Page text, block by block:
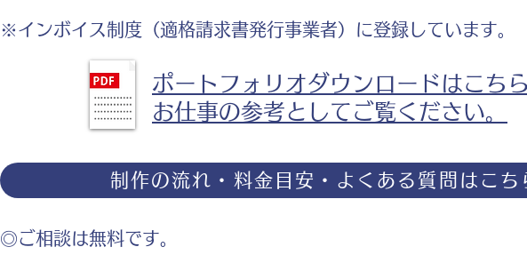
※インボイス制度（適格請求書発行事業者）に登録しています。
ポートフォリオダウンロードはこち
お仕事の参考としてご覧ください。
制作の流れ・料金目安・よくある質問はこち
◎ご相談は無料です。